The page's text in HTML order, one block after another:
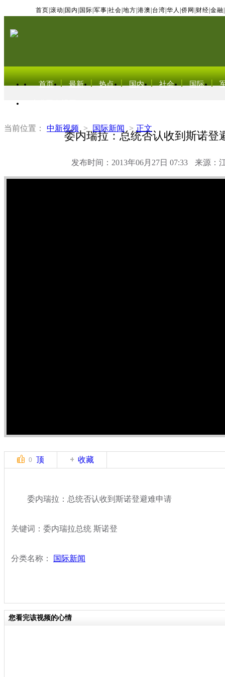
首页 滚动 国内 国际 军事 社会 地方 港澳 台湾 华人 侨网 财经 金融
首页 最新 热点 国内 社会 国际
当前位置： 中新视频 > 国际新闻 > 正文
委内瑞拉：总统否认收到斯诺登
发布时间：2013年06月27日 07:33 来源：
0 顶 收藏
委内瑞拉：总统否认收到斯诺登避难申请
关键词：委内瑞拉总统 斯诺登
分类名称： 国际新闻
您看完该视频的心情